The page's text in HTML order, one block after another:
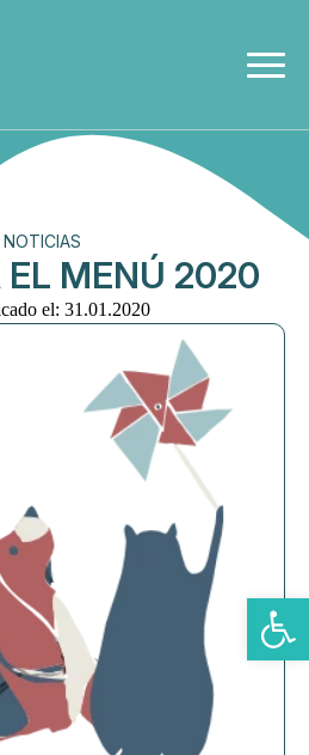
Abrir
NOTICIAS
EL MENÚ 2020
el: 31.01.2020